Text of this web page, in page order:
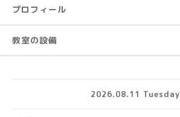
プロフィール
教室の設備
2026.08.11 Tuesday